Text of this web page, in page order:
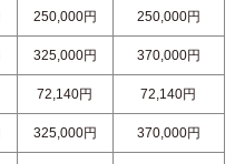
250,000円 250,000円
325,000円 370,000円
72,140円 72,140円
325,000円 370,000円